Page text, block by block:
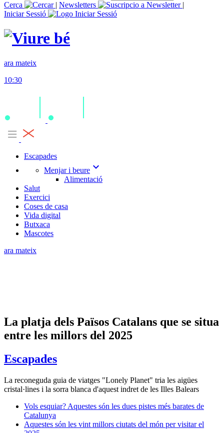
Cerca
| Newsletters
|
Iniciar Sessió
ara mateix
10:30
Escapades
Menjar i beure expand_more
Alimentació
Salut
Exercici
Coses de casa
Vida digital
Butxaca
Mascotes
ara mateix
La platja dels Països Catalans que se situa
entre les millors del 2025
Escapades
La reconeguda guia de viatges "Lonely Planet" tria les aigües
cristal·lines i la sorra blanca d'aquest indret de les Illes Balears
Vols esquiar? Aquestes són les dues pistes més barates de
Catalunya
Aquestes són les vint millors ciutats del món per visitar el